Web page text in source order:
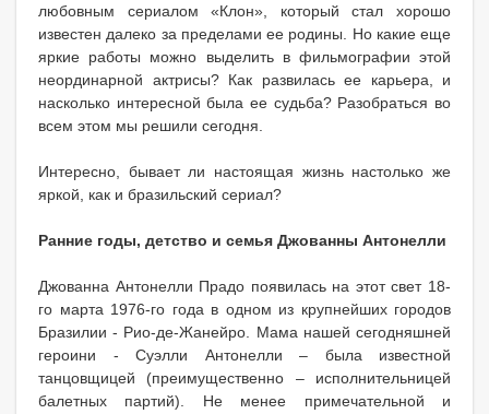
любовным сериалом «Клон», который стал хорошо
известен далеко за пределами ее родины. Но какие еще
яркие работы можно выделить в фильмографии этой
неординарной актрисы? Как развилась ее карьера, и
насколько интересной была ее судьба? Разобраться во
всем этом мы решили сегодня.
Интересно, бывает ли настоящая жизнь настолько же
яркой, как и бразильский сериал?
Ранние годы, детство и семья Джованны Антонелли
Джованна Антонелли Прадо появилась на этот свет 18-
го марта 1976-го года в одном из крупнейших городов
Бразилии - Рио-де-Жанейро. Мама нашей сегодняшней
героини - Суэлли Антонелли – была известной
танцовщицей (преимущественно – исполнительницей
балетных партий). Не менее примечательной и